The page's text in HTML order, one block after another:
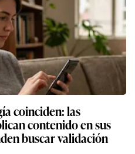
coinciden: las
contenido en sus
buscar validación